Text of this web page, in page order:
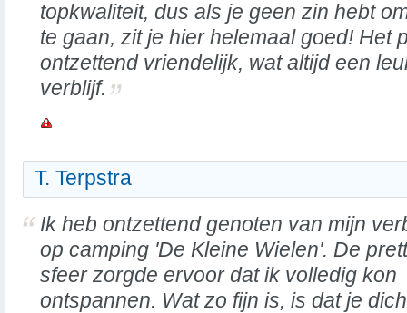
topkwaliteit, dus als je geen zin hebt
te gaan, zit je hier helemaal goed! Het
ontzettend vriendelijk, wat altijd een
verblijf.
T. Terpstra
Ik heb ontzettend genoten van mijn
op camping 'De Kleine Wielen'. De
sfeer zorgde ervoor dat ik volledig kon
ontspannen. Wat zo fijn is, is dat je